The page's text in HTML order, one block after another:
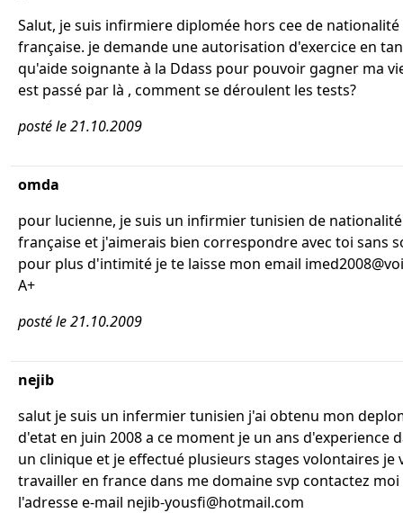
Salut, je suis infirmiere diplomée hors cee de nationalité
française. je demande une autorisation d'exercice en
qu'aide soignante à la Ddass pour pouvoir gagner ma
est passé par là , comment se déroulent les tests?
posté le 21.10.2009
omda
pour lucienne, je suis un infirmier tunisien de nationalité
française et j'aimerais bien correspondre avec toi sans
pour plus d'intimité je te laisse mon email
A+
posté le 21.10.2009
nejib
salut je suis un infermier tunisien j'ai obtenu mon
d'etat en juin 2008 a ce moment je un ans d'experience
un clinique et je effectué plusieurs stages volontaires je
travailler en france dans me domaine svp contactez
l'adresse e-mail nejib-yousfi@hotmail.com